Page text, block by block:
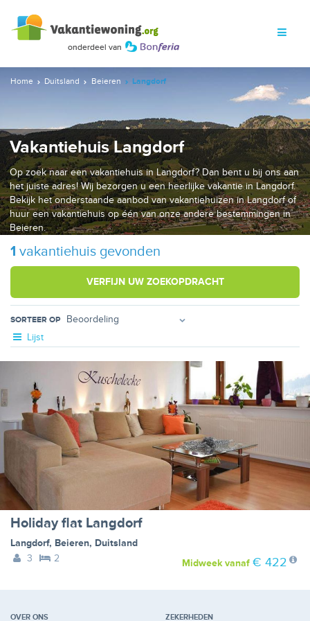
Home Duitsland Beieren Langdorf
Vakantiehuis Langdorf
Op zoek naar een vakantiehuis in Langdorf? Dan bent u bij ons aan
het juiste adres! Wij bezorgen u een heerlijke vakantie in Langdorf.
Bekijk het onderstaande aanbod van vakantiehuizen in Langdorf of
huur een vakantiehuis op één van onze andere bestemmingen in
Beieren.
1 vakantiehuis gevonden
VERFIJN UW ZOEKOPDRACHT
SORTEER OP
Lijst
Holiday flat Langdorf
Langdorf, Beieren, Duitsland
3
2 Midweekvanaf € 422
OVER ONS ZEKERHEDEN